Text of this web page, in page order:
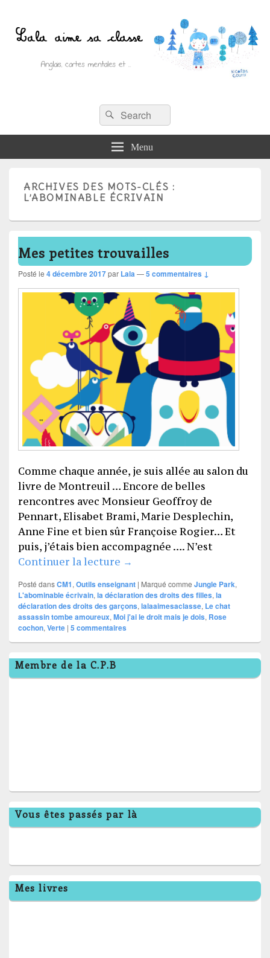
Lala aime sa classe
Anglais, cartes mentales et ….Recherche :
Rechercher
Menu
ARCHIVES DES MOTS-CLÉS :
L’ABOMINABLE ÉCRIVAIN
Mes petites trouvailles
Posté le 4 décembre 2017par Lala—5 commentaires ↓
Comme chaque année, je suis allée au salon du
livre de Montreuil … Encore de belles
rencontres avec Monsieur Geoffroy de
Pennart, Elisabet Brami, Marie Desplechin,
Anne Fine et bien sûr Françoise Rogier… Et
puis, j’étais bien accompagnée …. N’est
Continuer la lecture Mes petites trouvailles
→
Posté dansCM1, Outils enseignant | Marqué comme Jungle Park,
L'abominable écrivain, la déclaration des droits des filles, la
déclaration des droits des garçons, lalaaimesaclasse, Le chat
assassin tombe amoureux, Moi j'ai le droit mais je dois, Rose
cochon, Verte | 5 commentaires
Zone
principale
de
Membre de la C.P.B
Vous êtes passés par là
Mes livres